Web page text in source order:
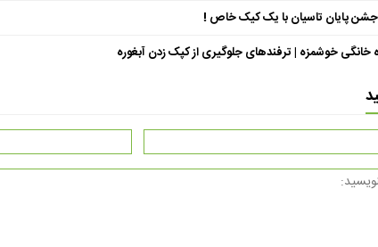
جشن پایان تاسیان با یک کیک خاص !
خانگی خوشمزه | ترفندهای جلوگیری از کپک زدن آبغوره